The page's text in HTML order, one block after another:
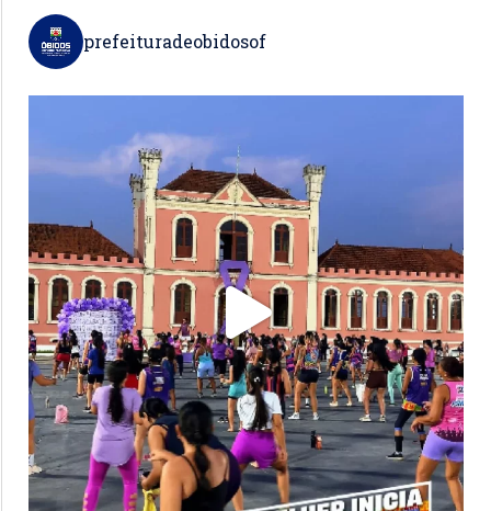
prefeituradeobidosof